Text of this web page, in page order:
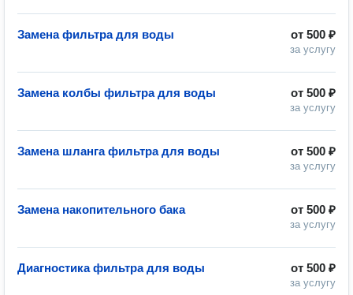
от 500 ₽
за услугу
Замена фильтра для воды
от 500 ₽
за услугу
Замена колбы фильтра для воды
от 500 ₽
за услугу
Замена шланга фильтра для воды
от 500 ₽
за услугу
Замена накопительного бака
от 500 ₽
за услугу
Диагностика фильтра для воды